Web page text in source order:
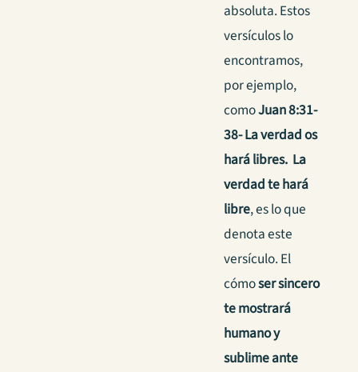
absoluta. Estos
versículos lo
encontramos,
por ejemplo,
comoJuan 8:31-
38- La verdad os
hará libres. La
verdad te hará
libre, es lo que
denota este
versículo. El
cómoser sincero
te mostrará
humano y
sublime ante